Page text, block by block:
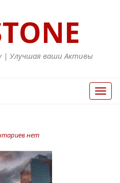
| Улучшая ваши Активы
Вкл/
Выкл
нет